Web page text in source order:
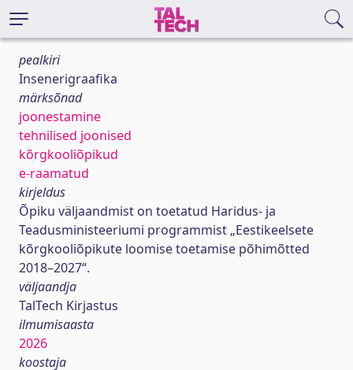
pealkiri
Insenerigraafika
märksõnad
joonestamine
tehnilised joonised
kõrgkooliõpikud
e-raamatud
kirjeldus
Õpiku väljaandmist on toetatud Haridus- ja
Teadusministeeriumi programmist „Eestikeelsete
kõrgkooliõpikute loomise toetamise põhimõtted
2018–2027“.
väljaandja
TalTech Kirjastus
ilmumisaasta
2026
koostaja